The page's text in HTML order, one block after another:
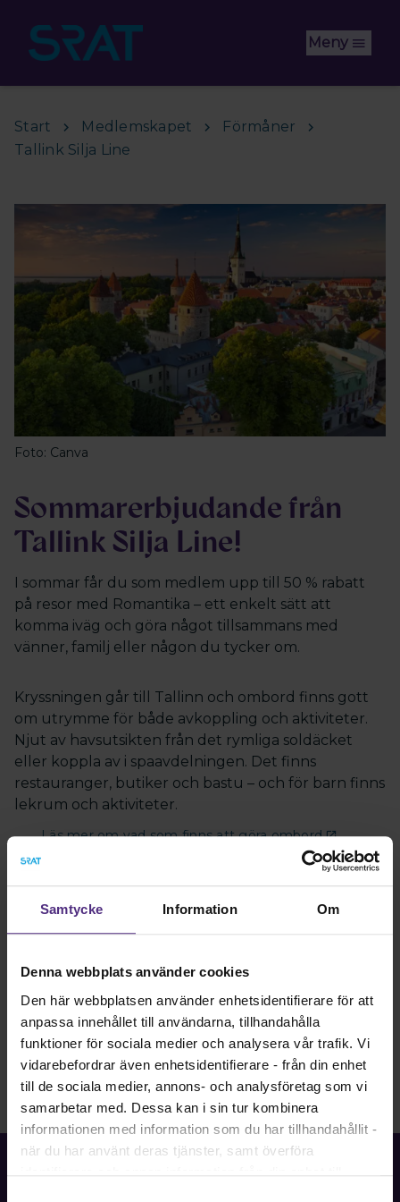
Samtycke Information Om
Denna webbplats använder cookies
Den här webbplatsen använder enhetsidentifierare för att
anpassa innehållet till användarna, tillhandahålla
funktioner för sociala medier och analysera vår trafik. Vi
vidarebefordrar även enhetsidentifierare - från din enhet
till de sociala medier, annons- och analysföretag som vi
samarbetar med. Dessa kan i sin tur kombinera
informationen med information som du har tillhandahållit -
när du har använt deras tjänster, samt överföra
Meny
Start Medlemskapet
Förmåner
Tallink Silja Line
Foto: Canva
Sommarerbjudande från
Tallink Silja Line!
I sommar får du som medlem upp till 50 % rabatt
på resor med Romantika – ett enkelt sätt att
komma iväg och göra något tillsammans med
vänner, familj eller någon du tycker om.
Kryssningen går till Tallinn och ombord finns gott
om utrymme för både avkoppling och aktiviteter.
Njut av havsutsikten från det rymliga soldäcket
eller koppla av i spaavdelningen. Det finns
restauranger, butiker och bastu – och för barn finns
lekrum och aktiviteter.
Läs mer om vad som finns att göra ombord
Ta del av erbjudandet
Boka med rabatt